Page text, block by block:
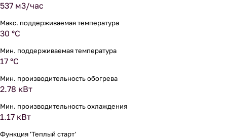
537 м3/час
Макс. поддерживаемая температура
30 °С
Мин. поддерживаемая температура
17 °С
Мин. производительность обогрева
2.78 кВт
Мин. производительность охлаждения
1.17 кВт
Функция 'Теплый старт'